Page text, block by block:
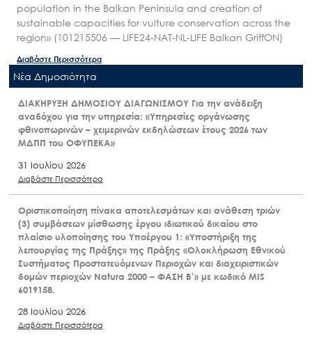
population in the Balkan Peninsula and creation of
sustainable capacities for vulture conservation across the
region» (101215506 — LIFE24-NAT-NL-LIFE Balkan GriffON)
Διαβάστε Περισσότερα
Nέα Δημοσιότητα
ΔΙΑΚΗΡΥΞΗ ΔΗΜΟΣΙΟΥ ΔΙΑΓΩΝΙΣΜΟΥ Για την ανάδειξη
αναδόχου για την υπηρεσία: «Υπηρεσίες οργάνωσης
φθινοπωρινών – χειμερινών εκδηλώσεων έτους 2026 των
ΜΔΠΠ του ΟΦΥΠΕΚΑ»
31 Ιουλίου 2026
Διαβάστε Περισσότερα
Οριστικοποίηση πίνακα αποτελεσμάτων και ανάθεση τριών
(3) συμβάσεων μίσθωσης έργου ιδιωτικού δικαίου στο
πλαίσιο υλοποίησης του Υποέργου 1: «Υποστήριξη της
λειτουργίας της Πράξης» της Πράξης «Ολοκλήρωση Εθνικού
Συστήματος Προστατευόμενων Περιοχών και διαχειριστικών
δομών περιοχών Natura 2000 – ΦΑΣΗ Β’» με κωδικό MIS
6019158.
28 Ιουλίου 2026
Διαβάστε Περισσότερα